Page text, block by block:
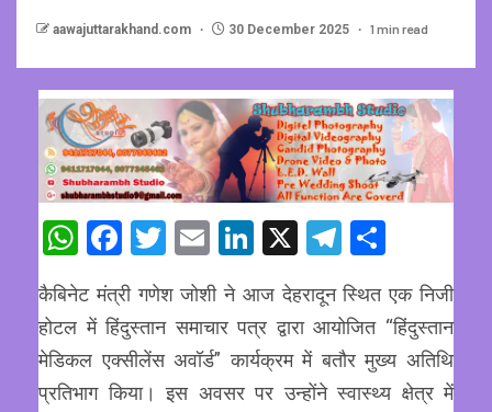
aawajuttarakhand.com 30 December 2025 1 min read
WhatsApp
Facebook
Twitter
EmailLinkedIn
X Telegram
कैबिनेट मंत्री गणेश जोशी ने आज देहरादून स्थित एक निजी
होटल में हिंदुस्तान समाचार पत्र द्वारा आयोजित “हिंदुस्तान
मेडिकल एक्सीलेंस अवॉर्ड” कार्यक्रम में बतौर मुख्य अतिथि
प्रतिभाग किया। इस अवसर पर उन्होंने स्वास्थ्य क्षेत्र में